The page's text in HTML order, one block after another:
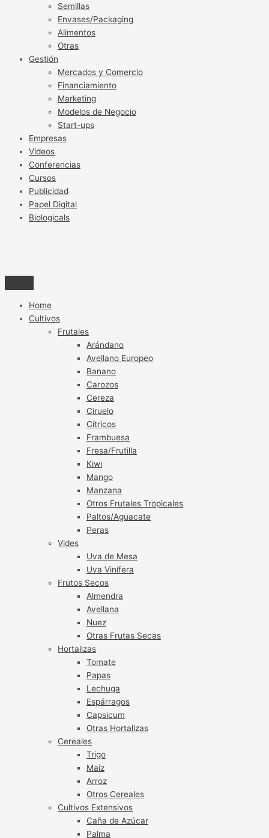
Semillas
Envases/Packaging
Alimentos
Otras
Gestión
Mercados y Comercio
Financiamiento
Marketing
Modelos de Negocio
Start-ups
Empresas
Videos
Conferencias
Cursos
Publicidad
Papel Digital
Biologicals
Home
Cultivos
Frutales
Arándano
Avellano Europeo
Banano
Carozos
Cereza
Ciruelo
Cítricos
Frambuesa
Fresa/Frutilla
Kiwi
Mango
Manzana
Otros Frutales Tropicales
Paltos/Aguacate
Peras
Vides
Uva de Mesa
Uva Vinífera
Frutos Secos
Almendra
Avellana
Nuez
Otras Frutas Secas
Hortalizas
Tomate
Papas
Lechuga
Espárragos
Capsicum
Otras Hortalizas
Cereales
Trigo
Maíz
Arroz
Otros Cereales
Cultivos Extensivos
Caña de Azúcar
Palma